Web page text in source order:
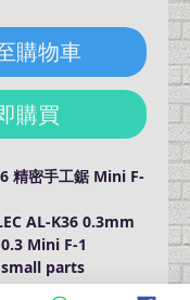
購物車
購買
精密手工鋸 Mini F-
AL-K36 0.3mm
Mini F-1
parts
0.3mm